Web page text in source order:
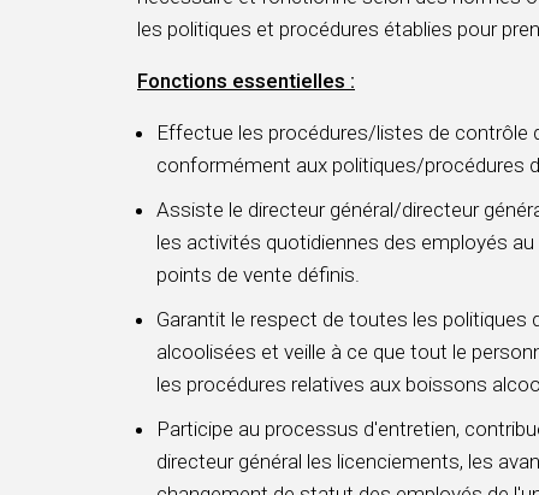
les politiques et procédures établies pour
Fonctions essentielles :
Effectue les procédures/listes de contrôle
conformément aux politiques/procédures
Assiste le directeur général/directeur
les activités quotidiennes des employés
points de vente définis.
Garantit le respect de toutes les politiques
alcoolisées et veille à ce que tout le
les procédures relatives aux boissons
Participe au processus d'entretien,
directeur général les licenciements, les